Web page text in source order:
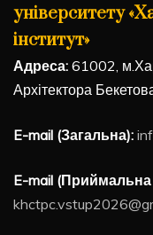
університету
інститут»
Адреса: 61002,
Архітектора
E-mail (Загальна):
E-mail (Приймальна